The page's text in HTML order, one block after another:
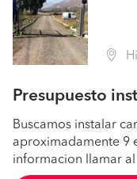
Presupuesto
Buscamos instalar
aproximadamente 9
informacion llamar